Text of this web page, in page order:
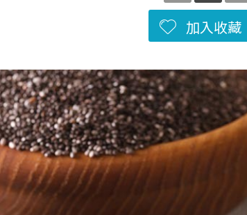
加入收藏